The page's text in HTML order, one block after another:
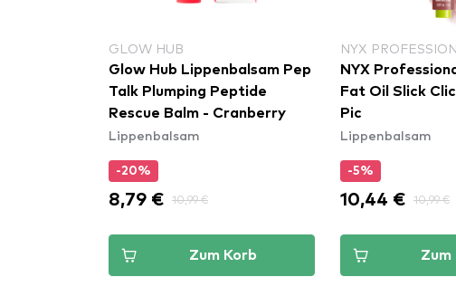
GLOW HUB
Glow Hub Lippenbalsam Pep
Talk Plumping Peptide
Rescue Balm - Cranberry
Lippenbalsam
-20%
8,79 € 10,99 €
Zum Korb
NYX
NYX
Fat Oil Slick
Pic
Lippenbalsam
-5%
10,44 € 10,99 €
Zum